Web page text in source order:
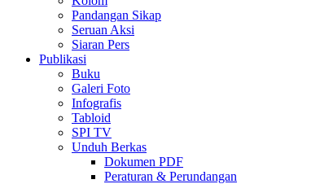
Pandangan Sikap
Seruan Aksi
Siaran Pers
Publikasi
Buku
Galeri Foto
Infografis
Tabloid
SPI TV
Unduh Berkas
Dokumen PDF
Peraturan & Perundangan